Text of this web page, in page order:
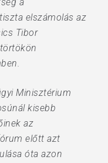
elszámolás az
Tibor
Minisztérium
kisebb
az
előtt azt
óta azon